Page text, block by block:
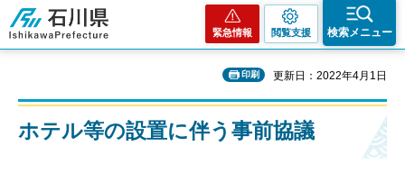
石川県
緊急情報 閲覧支援 検索メニュー
印刷 更新日：2022年4月1日
ホテル等の設置に伴う事前協議